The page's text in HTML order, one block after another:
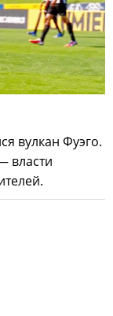
вулкан Фуэго.
власти